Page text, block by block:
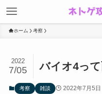
ホーム 考察
バイオ4っ
2022
7/05
考察 雑談 2022年7月5日